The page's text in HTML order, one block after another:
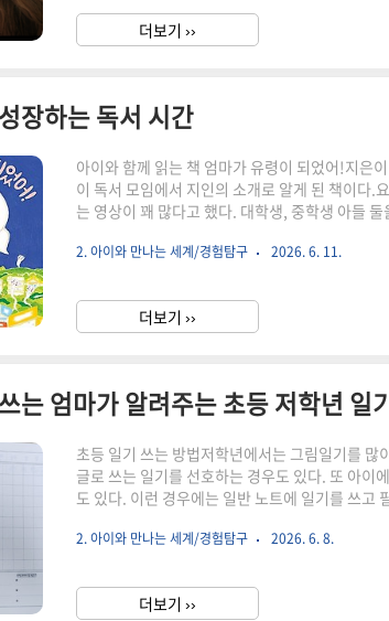
관련한 관계에서도 발생한다. 특히 아이가 어려서
거나 보호자로서의 역할이 큰 경우가 더욱 ..
더보기 ››
장하는 독서 시간
아이와 함께 읽는 책 엄마가 유령이 되었어!지은
이 독서 모임에서 지인의 소개로 알게 된 책이다.
는 영상이 꽤 많다고 했다. 대학생, 중학생 아들
지 않을 것 같아, 짧은 시간이라도 아이와 함께 읽
나는 저녁을 준비하면서 멀리서 아이의 표정을 살
것 같은 얼굴이었지만, 결국 눈물은 흘리지 않았다
2. 아이와 만나는 세계/경험탐구 2026. 6. 11.
더보기 ››
는 엄마가 알려주는 초등 저학년 일
초등 일기 쓰는 방법저학년에서는 그림일기를
글로 쓰는 일기를 선호하는 경우도 있다. 또 아이
도 있다. 이런 경우에는 일반 노트에 일기를 쓰고
작하며 학교에서 받은 안내문을 정리해 보고, 여
목표1) 하루 동안 있었던 일 중에 한 가지를 고른
기 쓰는 순서1) 오늘 있었던 일 중 가장 기억에 남는
2. 아이와 만나는 세계/경험탐구 2026. 6. 8.
더보기 ››